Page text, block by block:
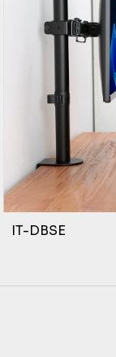
IT-DBSE